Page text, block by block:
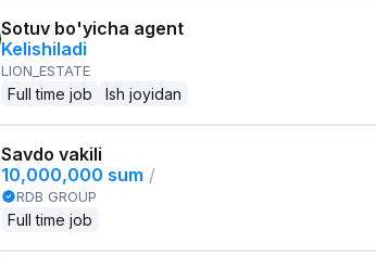
Sotuv bo'yicha agent
Kelishiladi
LION_ESTATE
Full time job Ish joyidan
Savdo vakili
10,000,000 sum /
RDB GROUP
Full time job